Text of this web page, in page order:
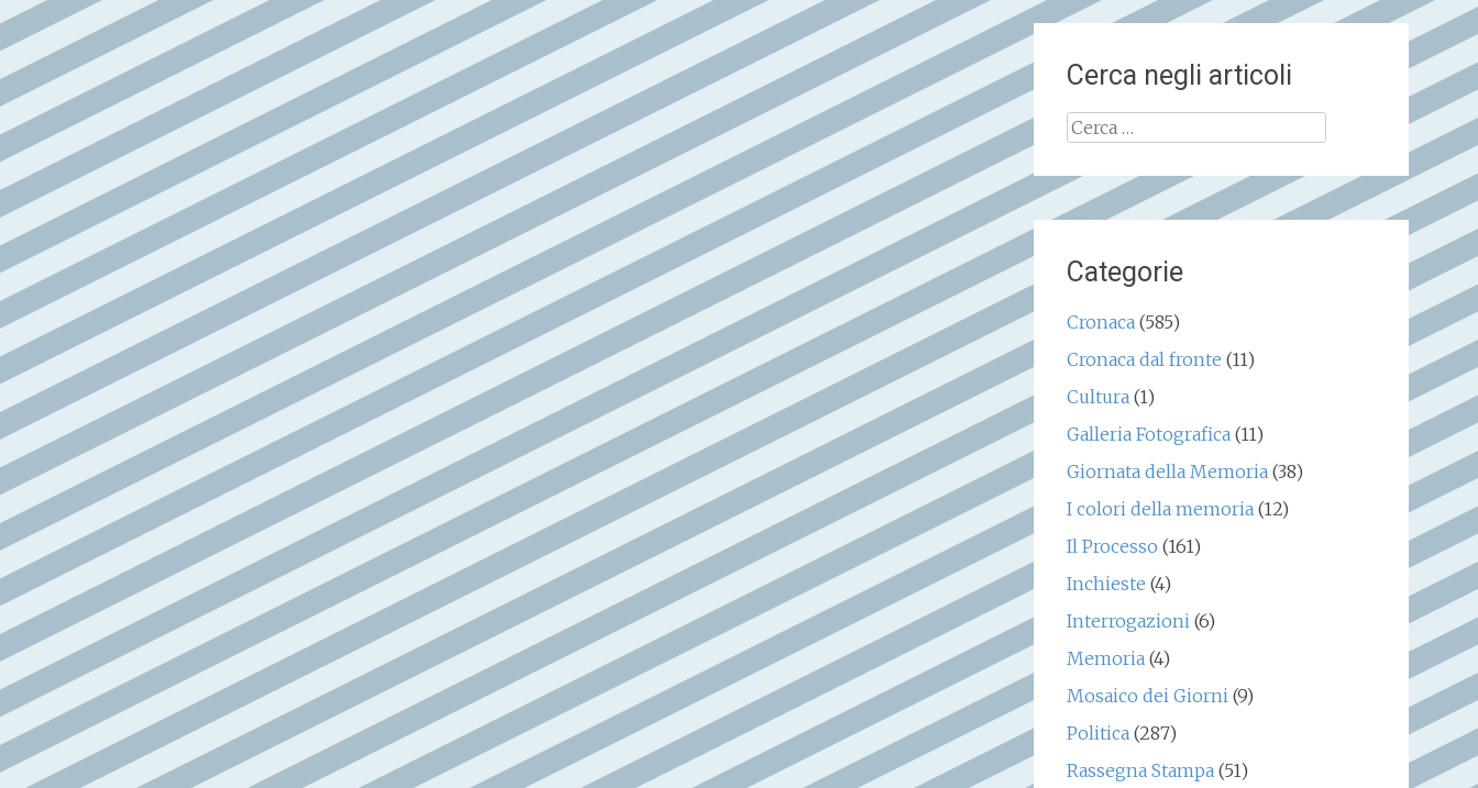
Cerca negli articoli
Ricerca
Categorie
Cronaca(585)
Cronaca dal fronte (11)
Cultura(1)
Galleria Fotografica(11)
Giornata della Memoria(38)
I colori della memoria(12)
Il Processo (161)
Inchieste (4)
Interrogazioni(6)
Memoria(4)
Mosaico dei Giorni(9)
Politica(287)
Rassegna Stampa(51)